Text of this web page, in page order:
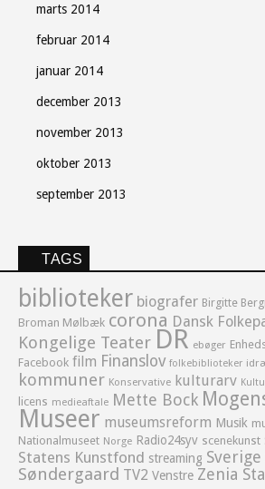
marts 2014
februar 2014
januar 2014
december 2013
november 2013
oktober 2013
september 2013
TAGS
biblioteker biografer Birgitte
Broman Mølbæk corona Dansk
Kongelige Teater DR ebøger
Facebook film Finanslov folkebiblioteker
kommuner Konservative kulturarv
licens medieaftale Mette Bock
Museer museumsreform Musik
Nationalmuseet Norge Radio24syv scenekunst
Statens Kunstfond streaming Sverige
Søndergaard TV2 Venstre Zenia